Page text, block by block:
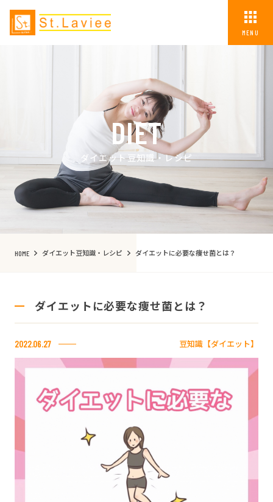
MENU
DIET
ダイエット豆知識・レシピ
HOME ダイエット豆知識・レシピ ダイエットに必要な痩せ菌とは？
ダイエットに必要な痩せ菌とは？
2022.06.27 豆知識【ダイエット】